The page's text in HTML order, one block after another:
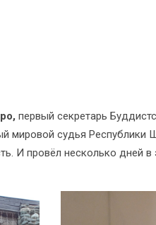
первый секретарь
мировой судья Республики
И провёл несколько дней в